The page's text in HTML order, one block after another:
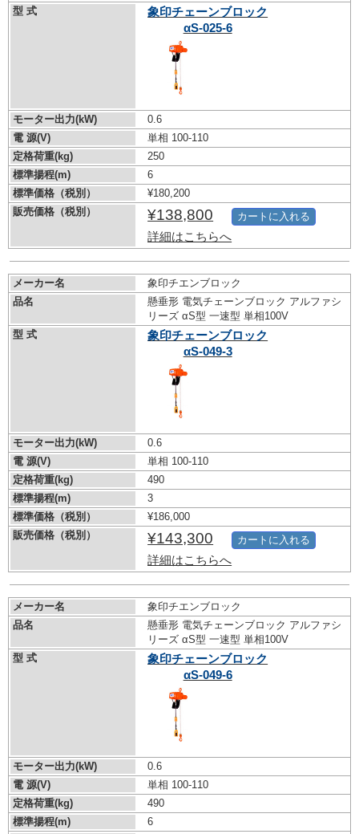
型 式
象印チェーンブロック
αS-025-6
モーター出力(kW)
0.6
電 源(V)
単相 100-110
定格荷重(kg)
250
標準揚程(m)
6
標準価格（税別）
¥180,200
販売価格（税別）
¥138,800
詳細はこちらへ
カートに入れる
メーカー名
象印チエンブロック
品名
懸垂形 電気チェーンブロック アルファシ
リーズ αS型 一速型 単相100V
型 式
象印チェーンブロック
αS-049-3
モーター出力(kW)
0.6
電 源(V)
単相 100-110
定格荷重(kg)
490
標準揚程(m)
3
標準価格（税別）
¥186,000
販売価格（税別）
¥143,300
詳細はこちらへ
カートに入れる
メーカー名
象印チエンブロック
品名
懸垂形 電気チェーンブロック アルファシ
リーズ αS型 一速型 単相100V
型 式
象印チェーンブロック
αS-049-6
モーター出力(kW)
0.6
電 源(V)
単相 100-110
定格荷重(kg)
490
標準揚程(m)
6